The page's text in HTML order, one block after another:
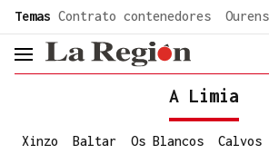
Temas Contrato contenedores
header.menu.open
A Limia
Xinzo Baltar Os Blancos Calvos